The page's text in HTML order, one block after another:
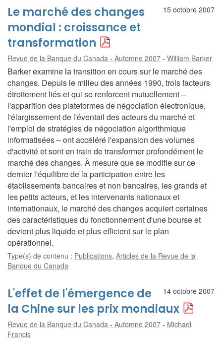
15 octobre 2007
Le marché des changes
mondial : croissance et
transformation
Revue de la Banque du Canada - Automne 2007 William Barker
Barker examine la transition en cours sur le marché des
changes. Depuis le milieu des années 1990, trois facteurs
étroitement liés et qui se renforcent mutuellement –
l'apparition des plateformes de négociation électronique,
l'élargissement de l'éventail des acteurs du marché et
l'emploi de stratégies de négociation algorithmique
informatisées – ont accéléré l'expansion des volumes
d'activité et sont en train de transformer profondément le
marché des changes. À mesure que se modifie sur ce
dernier l'équilibre de la participation entre les
établissements bancaires et non bancaires, les grands et
les petits acteurs, et les intervenants nationaux et
internationaux, le marché des changes acquiert certaines
des caractéristiques du fonctionnement d'une bourse et
devient plus liquide et plus efficient sur le plan
opérationnel.
Type(s) de contenu : Publications, Articles de la Revue de la
Banque du Canada
14 octobre 2007
L'effet de l'émergence de
la Chine sur les prix mondiaux
Revue de la Banque du Canada - Automne 2007
Michael
Francis